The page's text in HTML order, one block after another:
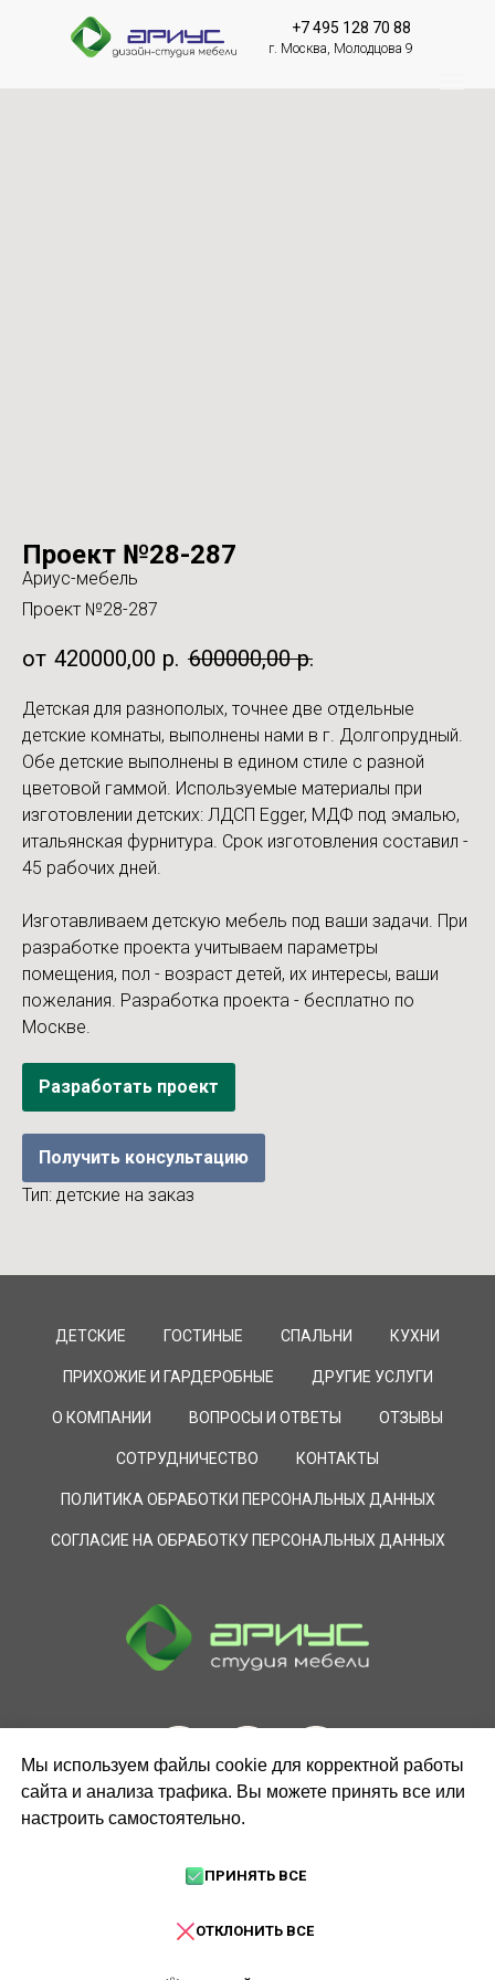
+7 495 128 70 88
г. Москва, Молодцова 9
Проект №28-287
Ариус-мебель
Проект №28-287
420000,00 р. 600000,00 р.
Детская для разнополых, точнее две отдельные
детские комнаты, выполнены нами в г. Долгопрудный.
Обе детские выполнены в едином стиле с разной
цветовой гаммой. Используемые материалы при
изготовлении детских: ЛДСП Egger, МДФ под эмалью,
итальянская фурнитура. Срок изготовления составил -
45 рабочих дней.
Изготавливаем детскую мебель под ваши задачи. При
разработке проекта учитываем параметры
помещения, пол - возраст детей, их интересы, ваши
пожелания. Разработка проекта - бесплатно по
Москве.
Разработать проект
Получить консультацию
Тип: детские на заказ
ДЕТСКИЕ ГОСТИНЫЕ СПАЛЬНИ КУХНИ
ПРИХОЖИЕ И ГАРДЕРОБНЫЕ ДРУГИЕ УСЛУГИ
О КОМПАНИИ ВОПРОСЫ И ОТВЕТЫ ОТЗЫВЫ
СОТРУДНИЧЕСТВО КОНТАКТЫ
ПОЛИТИКА ОБРАБОТКИ ПЕРСОНАЛЬНЫХ ДАННЫХ
СОГЛАСИЕ НА ОБРАБОТКУ ПЕРСОНАЛЬНЫХ ДАННЫХ
ЗАКАЗАТЬ ЗВОНОК
Мы используем файлы cookie для корректной работы
сайта и анализа трафика. Вы можете принять все или
настроить самостоятельно.
ПРИНЯТЬ ВСЕ
ОТКЛОНИТЬ ВСЕ